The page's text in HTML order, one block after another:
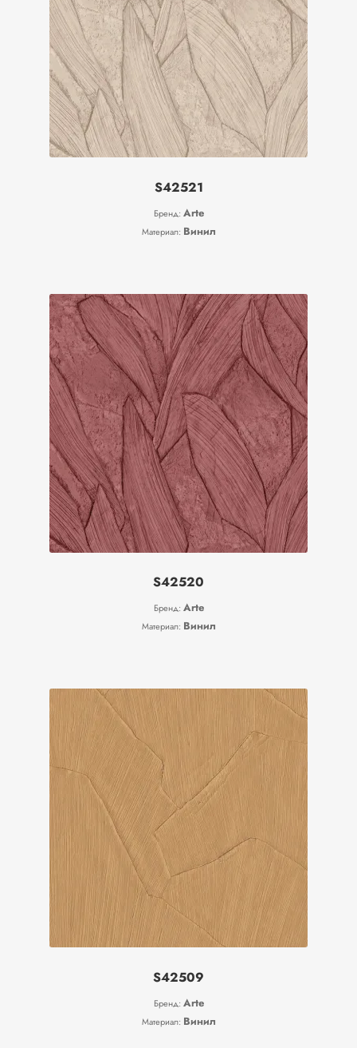
S42521
Бренд: Arte
Материал: Винил
S42520
Бренд: Arte
Материал: Винил
S42509
Бренд: Arte
Материал: Винил